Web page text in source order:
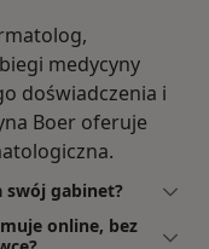
medycyny
doświadczenia i
Boer oferuje
swój gabinet?
online, bez